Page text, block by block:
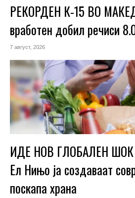
РЕКОРДЕН К-15 ВО
вработен добил речиси
7 август, 2026
ИДЕ НОВ ГЛОБАЛЕН ШОК
Ел Нињо ја создаваат
поскапа храна